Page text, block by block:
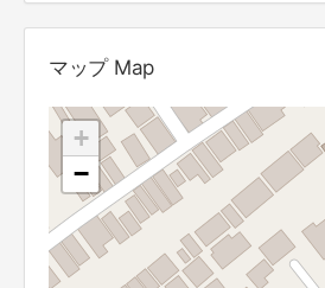
マップ Map
+
−